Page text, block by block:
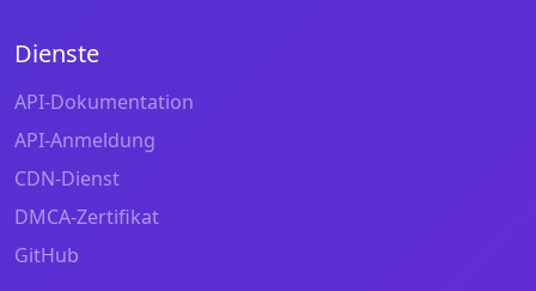
Dienste
API-Dokumentation
API-Anmeldung
CDN-Dienst
DMCA-Zertifikat
GitHub